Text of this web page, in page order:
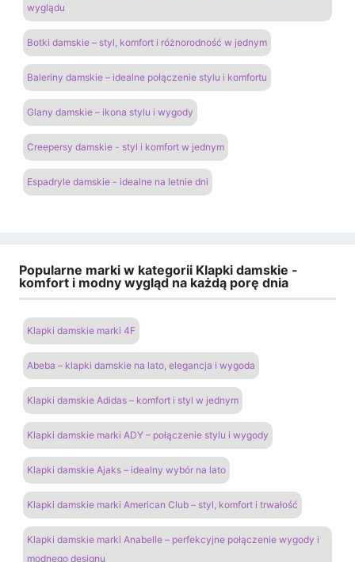
wyglądu
Botki damskie – styl, komfort i różnorodność w jednym
Baleriny damskie – idealne połączenie stylu i komfortu
Glany damskie – ikona stylu i wygody
Creepersy damskie - styl i komfort w jednym
Espadryle damskie - idealne na letnie dni
Popularne marki w kategorii Klapki damskie -
komfort i modny wygląd na każdą porę dnia
Klapki damskie marki 4F
Abeba – klapki damskie na lato, elegancja i wygoda
Klapki damskie Adidas – komfort i styl w jednym
Klapki damskie marki ADY – połączenie stylu i wygody
Klapki damskie Ajaks – idealny wybór na lato
Klapki damskie marki American Club – styl, komfort i trwałość
Klapki damskie marki Anabelle – perfekcyjne połączenie wygody i
modnego designu